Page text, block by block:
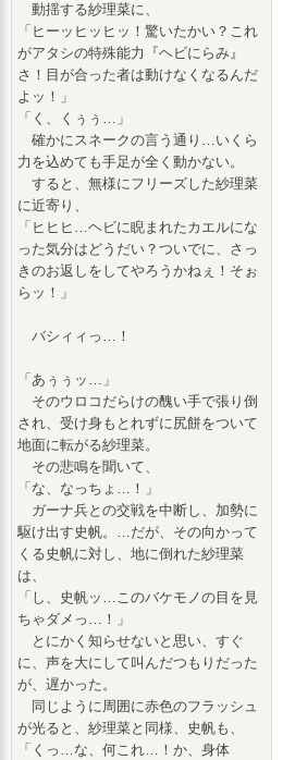
動揺する紗理菜に、
「ヒーッヒッヒッ！驚いたかい？これ
がアタシの特殊能力『ヘビにらみ』
さ！目が合った者は動けなくなるんだ
よッ！」
「く、くぅぅ…」
確かにスネークの言う通り…いくら
力を込めても手足が全く動かない。
すると、無様にフリーズした紗理菜
に近寄り、
「ヒヒヒ…ヘビに睨まれたカエルにな
った気分はどうだい？ついでに、さっ
きのお返しをしてやろうかねぇ！そぉ
らッ！」
バシィィっ…！
「あぅぅッ…」
そのウロコだらけの醜い手で張り倒
され、受け身もとれずに尻餅をついて
地面に転がる紗理菜。
その悲鳴を聞いて、
「な、なっちょ…！」
ガーナ兵との交戦を中断し、加勢に
駆け出す史帆。…だが、その向かって
くる史帆に対し、地に倒れた紗理菜
は、
「し、史帆ッ…このバケモノの目を見
ちゃダメっ…！」
とにかく知らせないと思い、すぐ
に、声を大にして叫んだつもりだった
が、遅かった。
同じように周囲に赤色のフラッシュ
が光ると、紗理菜と同様、史帆も、
「くっ…な、何これ…！か、身体